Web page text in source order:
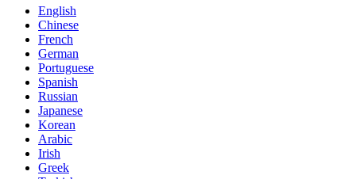
English
Chinese
French
German
Portuguese
Spanish
Russian
Japanese
Korean
Arabic
Irish
Greek